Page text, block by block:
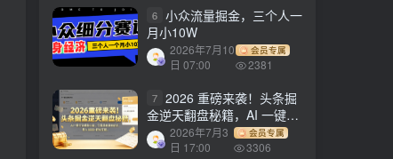
6 小众流量掘金，三个人一
月小10W
2026年7月10
日 07:00
会员专属
2381
7 2026 重磅来袭！头条掘
金逆天翻盘秘籍，AI 一键打
造爆款内容，只需简单复制
粘贴，日入 1000 + 轻松实
2026年7月3
日 17:00
会员专属
3306